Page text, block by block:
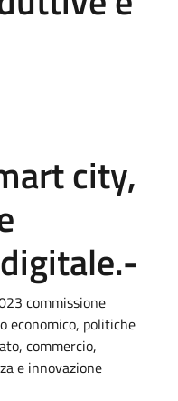
city,
commissione
economico, politiche
commercio,
e innovazione